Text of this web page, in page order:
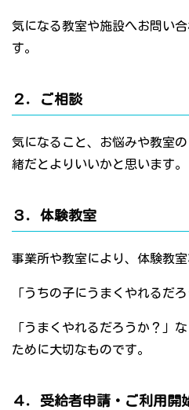
気になる教室や施設へお問い
す。
２．ご相談
気になること、お悩みや教室
緒だとよりいいかと思います。
３．体験教室
事業所や教室により、体験教
「うちの子にうまくやれるだろ
「うまくやれるだろうか？」
ために大切なものです。
４．受給者申請・ご利用開